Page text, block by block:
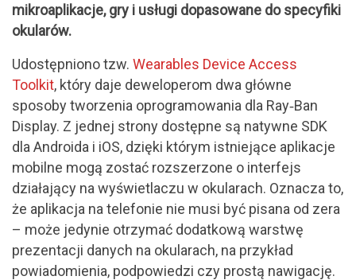
mikroaplikacje, gry i usługi dopasowane do specyfiki
okularów.
Udostępniono tzw. Wearables Device Access
Toolkit, który daje deweloperom dwa główne
sposoby tworzenia oprogramowania dla Ray‑Ban
Display. Z jednej strony dostępne są natywne SDK
dla Androida i iOS, dzięki którym istniejące aplikacje
mobilne mogą zostać rozszerzone o interfejs
działający na wyświetlaczu w okularach. Oznacza to,
że aplikacja na telefonie nie musi być pisana od zera
– może jedynie otrzymać dodatkową warstwę
prezentacji danych na okularach, na przykład
powiadomienia, podpowiedzi czy prostą nawigację.